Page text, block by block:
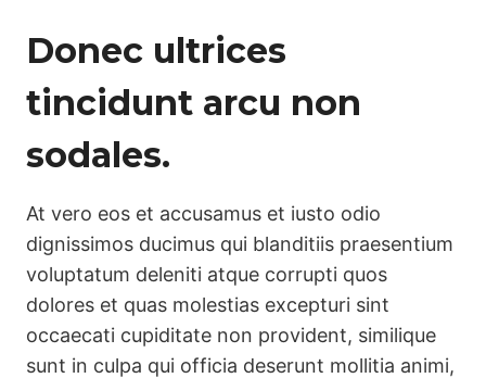
Donec ultrices
tincidunt arcu non
sodales.
At vero eos et accusamus et iusto odio
dignissimos ducimus qui blanditiis praesentium
voluptatum deleniti atque corrupti quos
dolores et quas molestias excepturi sint
occaecati cupiditate non provident, similique
sunt in culpa qui officia deserunt mollitia animi,